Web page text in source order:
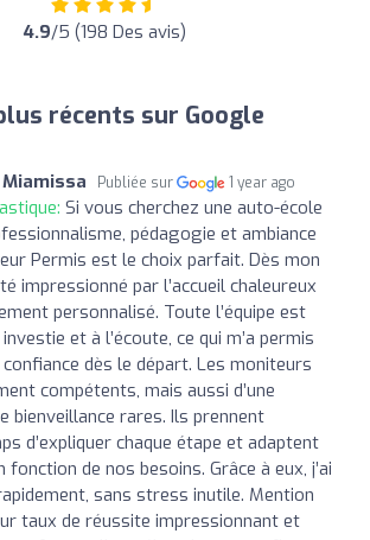
4.9/5 (198 Des avis)
récents sur Google
Publiée sur 1 year ago
Si vous cherchez une auto-école
pédagogie et ambiance
Permis est le choix parfait. Dès mon
impressionné par l’accueil chaleureux
personnalisé. Toute l’équipe est
et à l’écoute, ce qui m’a permis
dès le départ. Les moniteurs
compétents, mais aussi d’une
bienveillance rares. Ils prennent
d’expliquer chaque étape et adaptent
de nos besoins. Grâce à eux, j’ai
sans stress inutile. Mention
taux de réussite impressionnant et